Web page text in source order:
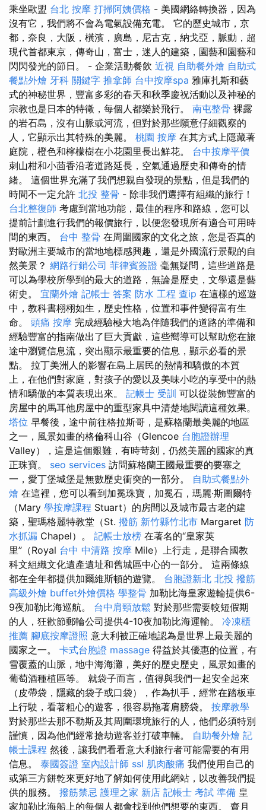
乘坐歐盟 台北 按摩 打掃阿姨價格 - 美國網絡轉換器，因為
沒有它，我們將不會為電氣設備充電。 它的歷史城市，京
都，奈良，大阪，橫濱，廣島，尼古克，納戈亞，脈動，超
現代首都東京，傳奇山，富士，迷人的建築，園藝和園藝和
閃閃發光的節日。 - 企業活動餐飲 近視 自助餐外燴 自助式
餐點外燴 牙科 關鍵字 推拿師 台中按摩spa 雅庫扎斯和藝
式的神秘世界，豐富多彩的春天和秋季慶祝活動以及神秘的
宗教也是日本的特徵，每個人都樂於飛行。 南屯整骨 裸露
的岩石島，沒有山脈或河流，但對於那些願意仔細觀察的
人，它顯示出其特殊的美麗。 桃園 按摩 在其方式上隱藏著
庭院，橙色和檸檬樹在小花園里長出鮮花。 台中按摩平價
刺山柑和小茴香沿著道路延長，空氣通過歷史和傳奇的情
緒。 這個世界充滿了我們想親自發現的景點，但是我們的
時間不一定允許 北投 整骨 - 除非我們選擇有組織的旅行！
台北整復師 考慮到當地功能，最佳的程序和路線，您可以
提前計劃進行我們的報價旅行，以便您發現所有適合可用時
間的東西。 台中 整骨 在周圍國家的文化之旅，您是否真的
對歐洲主要城市的當地地標感興趣，還是外國流行景觀的自
然美景？ 網路行銷公司 菲律賓簽證 毫無疑問，這些道路是
可以為學校所學到的最大的道路，無論是歷史，文學還是藝
術史。 宜蘭外燴 記帳士 答案 防水 工程 查ip 在這樣的巡遊
中，教科書栩栩如生，歷史性格，位置和事件變得富有生
命。 頭痛 按摩 完成經驗極大地為伴隨我們的道路的準備和
經驗豐富的指南做出了巨大貢獻，這些嚮導可以幫助您在旅
途中瀏覽信息流，突出顯示最重要的信息，顯示必看的景
點。 拉丁美洲人的影響在島上居民的熱情和驕傲的本質
上，在他們對家庭，對孩子的愛以及美味小吃的享受中的熱
情和驕傲的本質表現出來。 記帳士 受訓 可以從裝飾豐富的
房屋中的馬耳他房屋中的重型家具中清楚地閱讀這種效果。
塔位 早餐後，途中前往格拉斯哥，是蘇格蘭最美麗的地區
之一，風景如畫的格倫科山谷（Glencoe 台胞證辦理
Valley），這是這個艱難，有時苛刻，仍然美麗的國家的真
正珠寶。 seo services 訪問蘇格蘭王國最重要的要塞之
一，愛丁堡城堡是無數歷史衝突的一部分。 自助式餐點外
燴 在這裡，您可以看到加冕珠寶，加冕石，瑪麗·斯圖爾特
（Mary 學按摩課程 Stuart）的房間以及城市最古老的建
築，聖瑪格麗特教堂（St. 撥筋 新竹縣竹北市 Margaret 防
水抓漏 Chapel）。 記帳士放榜 在著名的“皇家英
里”（Royal 台中 中清路 按摩 Mile）上行走，是聯合國教
科文組織文化遺產遺址和舊城區中心的一部分。 這兩條線
都在全年都提供加爾維斯頓的遊覽。 台胞證新北 北投 撥筋
高級外燴 buffet外燴價格 學整骨 加勒比海皇家遊輪提供6-
9夜加勒比海巡航。 台中肩頸放鬆 對於那些需要較短假期
的人，狂歡節郵輪​​公司提供4-10夜加勒比海運輸。 冷凍櫃
推薦 腳底按摩證照 意大利被正確地認為是世界上最美麗的
國家之一。 卡式台胞證 massage 得益於其優惠的位置，有
雪覆蓋的山脈，地中海海灘，美好的歷史歷史，風景如畫的
葡萄酒種植區等。 就袋子而言，值得與我們一起安全起來
（皮帶袋，隱藏的袋子或口袋），作為扒手，經常在踏板車
上行駛，看著粗心的遊客，很容易拖著肩膀袋。 按摩教學
對於那些去那不勒斯及其周圍環境旅行的人，他們必須特別
謹慎，因為他們經常搶劫遊客並打破車輛。 自助餐外燴 記
帳士課程 然後，讓我們看看意大利旅行者可能需要的有用
信息。 泰國簽證 室內設計師 ssl 肌肉酸痛 我們使用自己的
或第三方餅乾來更好地了解如何使用此網站，以改善我們提
供的服務。 撥筋禁忌 護理之家 新店 記帳士 考試 準備 皇
家加勒比海船上的每個人都會找到他們想要的東西。 齋月